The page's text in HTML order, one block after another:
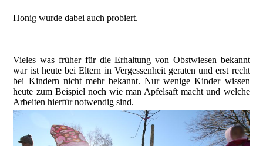
Honig wurde dabei auch probiert.
Vieles was früher für die Erhaltung von Obstwiesen bekannt
war ist heute bei Eltern in Vergessenheit geraten und erst recht
bei Kindern nicht mehr bekannt. Nur wenige Kinder wissen
heute zum Beispiel noch wie man Apfelsaft macht und welche
Arbeiten hierfür notwendig sind.